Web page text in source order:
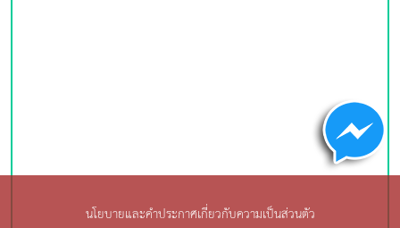
นโยบายและคำประกาศเกี่ยวกับความเป็นส่วนตัว